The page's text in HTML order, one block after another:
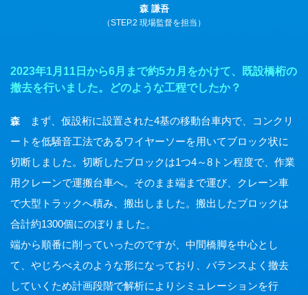
森 謙吾
（STEP.2 現場監督を担当）
2023年1月11日から6月まで約5カ月をかけて、既設橋桁の
撤去を行いました。どのような工程でしたか？
森 まず、仮設桁に設置された4基の移動台車内で、コンクリ
ートを低騒音工法であるワイヤーソーを用いてブロック状に
切断しました。切断したブロックは1つ4～8トン程度で、作業
用クレーンで運搬台車へ。そのまま端まで運び、クレーン車
で大型トラックへ積み、搬出しました。搬出したブロックは
合計約1300個にのぼりました。
端から順番に削っていったのですが、中間橋脚を中心とし
て、やじろべえのような形になっており、バランスよく撤去
していくため計画段階で解析によりシミュレーションを行